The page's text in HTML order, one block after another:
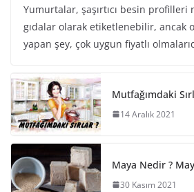
Yumurtalar, şaşırtıcı besin
gıdalar olarak etiketlenebilir, ancak
yapan şey, çok uygun fiyatlı
Mutfağımdaki
14 Aralık 2021
Maya Nedir ?
30 Kasım 2021